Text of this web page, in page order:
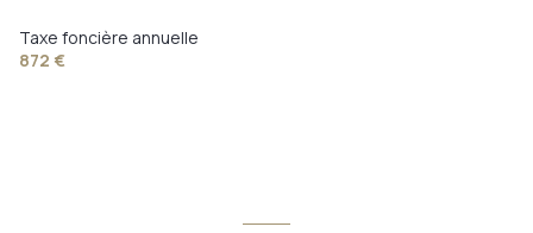
Taxe foncière annuelle
872 €